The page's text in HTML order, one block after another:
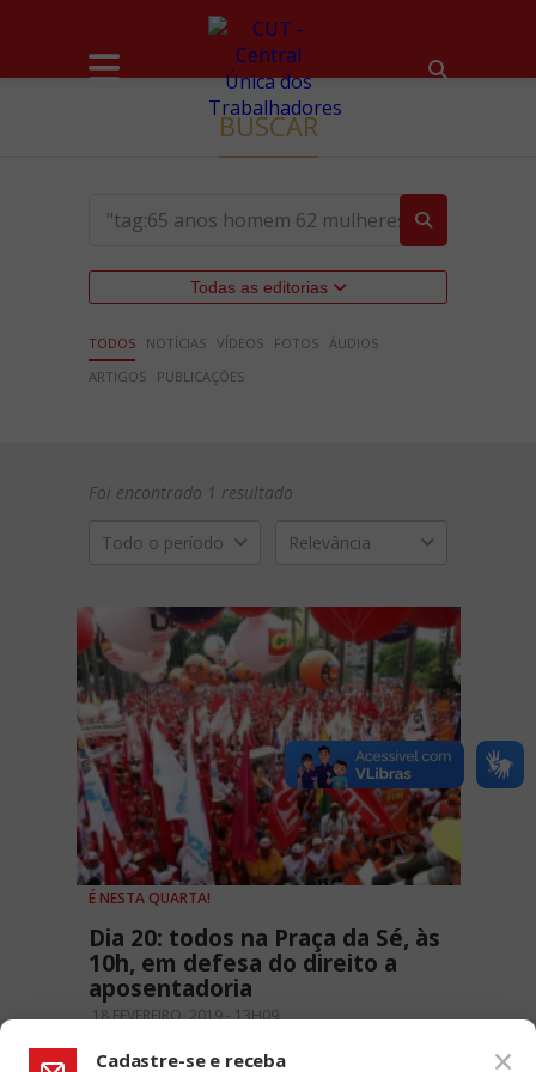
BUSCAR
Todas as editorias
TODOS NOTÍCIAS VÍDEOS FOTOS ÁUDIOS
ARTIGOS
PUBLICAÇÕES
Foi encontrado 1 resultado
Todo o período Relevância
É NESTA QUARTA!
Dia 20: todos na Praça da Sé, às
10h, em defesa do direito a
aposentadoria
18 FEVEREIRO, 2019 - 13H09
Cadastre-se e receba